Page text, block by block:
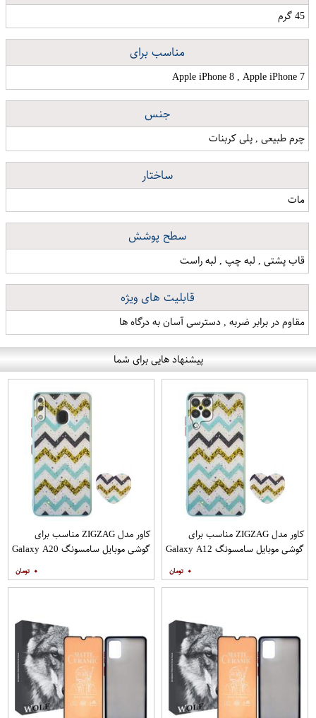
45 گرم
مناسب برای
Apple iPhone 8 , Apple iPhone 7
جنس
چرم طبیعی , پلی کربنات
ساختار
مات
سطح پوشش
قاب پشتی , لبه چپ , لبه راست
قابلیت های ویژه
مقاوم در برابر ضربه , دسترسی آسان به درگاه ها
پیشنهاد هایی برای شما
کاور مدل ZIGZAG مناسب برای
گوشی موبایل سامسونگ Galaxy A12
۰
کاور مدل ZIGZAG مناسب برای
گوشی موبایل سامسونگ Galaxy A20
۰